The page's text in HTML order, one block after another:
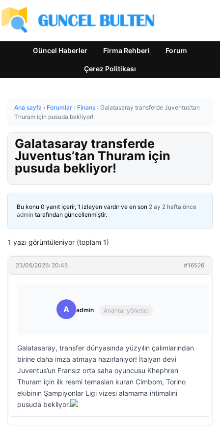
Güncel Haberler Firma Rehberi Forum
Çerez Politikası
Ana sayfa › Forumlar › Finans › Galatasaray transferde Juventus’tan
Thuram için pusuda bekliyor!
Galatasaray transferde
Juventus’tan Thuram için
pusuda bekliyor!
Bu konu 0 yanıt içerir, 1 izleyen vardır ve en son 2 ay 2 hafta önce
admin tarafından güncellenmiştir.
1 yazı görüntüleniyor (toplam 1)
23/05/2026: 20:45 #16526
A admin Anahtar yönetici
Galatasaray, transfer dünyasında yüzyılın çalımlarından
birine daha imza atmaya hazırlanıyor! İtalyan devi
Juventus’un Fransız orta saha oyuncusu Khephren
Thuram için ilk resmi temasları kuran Cimbom, Torino
ekibinin Şampiyonlar Ligi vizesi alamama ihtimalini
pusuda bekliyor.